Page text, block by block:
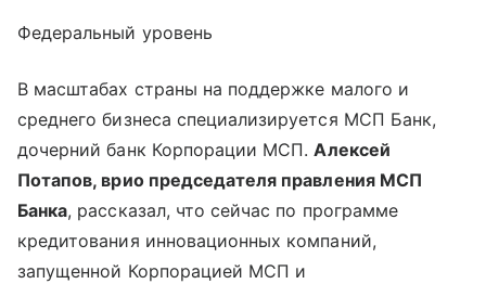
Федеральный уровень
В масштабах страны на поддержке малого и
среднего бизнеса специализируется МСП Банк,
дочерний банк Корпорации МСП.Алексей
Потапов, врио председателя правления МСП
Банка, рассказал, что сейчас по программе
кредитования инновационных компаний,
запущенной Корпорацией МСП и